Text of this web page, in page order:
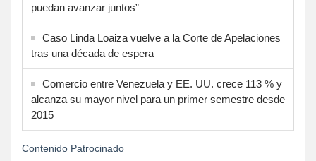
puedan avanzar juntos”
Caso Linda Loaiza vuelve a la Corte de Apelaciones
tras una década de espera
Comercio entre Venezuela y EE. UU. crece 113 % y
alcanza su mayor nivel para un primer semestre desde
2015
Contenido Patrocinado